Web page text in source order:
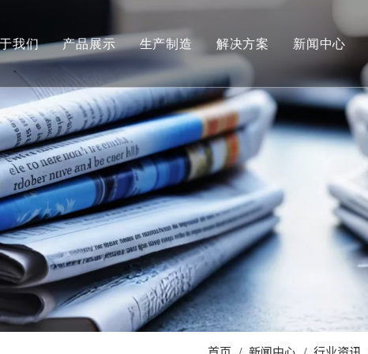
我们 产品展示
汽车
泵阀与流体控制
舶与海洋工程
航空航天
石油化工
食品与医疗机械
其他领域
管件接头
生产制造 解决方案 新闻中心
公司新闻
行业资讯